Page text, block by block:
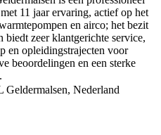
11 jaar ervaring, actief op het
en airco; het bezit
biedt zeer klantgerichte service,
en opleidingstrajecten voor
beoordelingen en een sterke
Nederland